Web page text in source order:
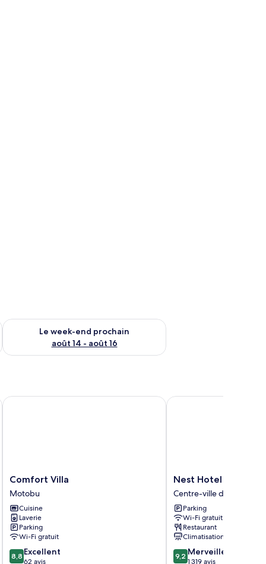
août 7 - août 9
Le week-end prochain
août 14 - août 16
Vérifier la disponibilité pour le week-end prochain août 14 -
Comfort
Villa
Motobu
Comfort Villa
Motobu
Cuisine
Laverie
Parking
Wi-Fi gratuit
8.8
sur
8,8 Excellent
62 avis
Comfort Villa
Nest
Hotel
Naha
Kumoji
Centre-
ville
de
Naha
Nest Hotel Naha
Centre-ville de Naha
Parking
Wi-Fi gratuit
Restaurant
Climatisation
9.2
sur
9,2 Merveilleux
1 319 avis
Nest Hotel Naha